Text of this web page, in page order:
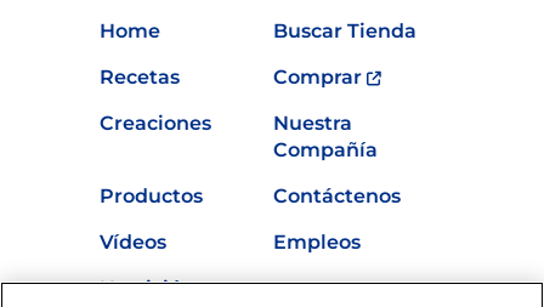
Home
Buscar Tienda
Recetas
Comprar
Creaciones
Nuestra
Compañía
Productos
Contáctenos
Vídeos
Empleos
Nutrición